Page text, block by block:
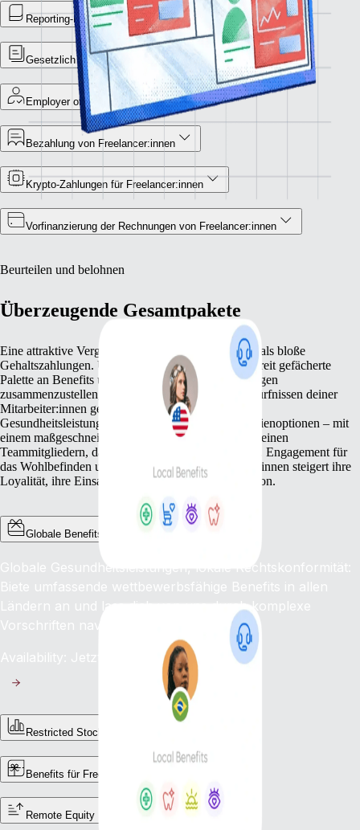
Reporting-Bibliothek
Gesetzlich vorgeschriebene Zahlungsmeldungen
Employer of Record
Bezahlung von Freelancer:innen
Krypto-Zahlungen für Freelancer:innen
Vorfinanzierung der Rechnungen von Freelancer:innen
Beurteilen und belohnen
Überzeugende Gesamtpakete
Eine attraktive Vergütungsstrategie beinhaltet mehr als bloße
Gehaltszahlungen. Unsere Plattform hilft dir, eine breit gefächerte
Palette an Benefits und nicht finanziellen Belohnungen
zusammenzustellen, die den unterschiedlichen Bedürfnissen deiner
Mitarbeiter:innen gerecht werden. Ob umfassende
Gesundheitsleistungen oder wettbewerbsfähige Aktienoptionen – mit
einem maßgeschneiderten Benefitspaket zeigst du deinen
Teammitgliedern, dass du ihre Leistung wertschätzt. Engagement für
das Wohlbefinden und die Zukunft von Mitarbeiter:innen steigert ihre
Loyalität, ihre Einsatzbereitschaft und ihre Motivation.
Globale Benefits
Globale Gesundheitsleistungen, lokale Rechtskonformität:
Biete umfassende wettbewerbsfähige Benefits in allen
Ländern an und lass dich von uns durch komplexe
Vorschriften navigieren.
Availability: Jetzt
Restricted Stock Units (RSUs)
Benefits für Freelancer:innen
Remote Equity